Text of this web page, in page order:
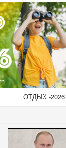
ОТДЫХ -2026